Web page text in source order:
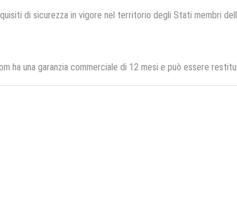
di sicurezza in vigore nel territorio degli Stati membri
ha una garanzia commerciale di 12 mesi e può essere